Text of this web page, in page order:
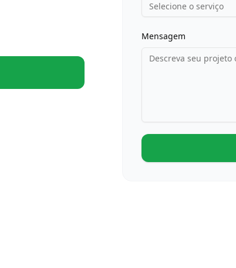
Selecione o serviço
Mensagem